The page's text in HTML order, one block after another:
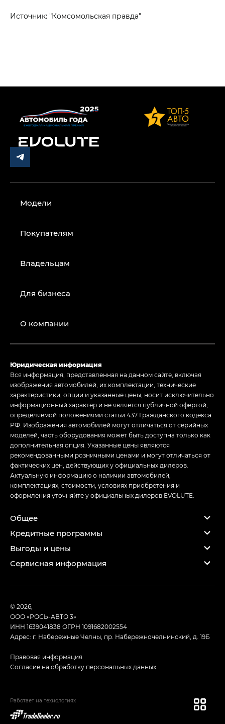
Источник: "Комсомольская правда"
Модели
Покупателям
Владельцам
Для бизнеса
О компании
Юридическая информация
Вся информация, представленная на данном сайте, включая
изображения автомобилей, их комплектации, технические
характеристики, опции и указанные цены, носит исключительно
информационный характер и не является публичной офертой,
определяемой положениями статьи 437 Гражданского кодекса
РФ. Изображения автомобилей могут отличаться от серийных
моделей, часть оборудования может быть доступна только как
дополнительная опция. Указанные цены являются
рекомендованными розничными ценами и могут отличаться от
фактических цен, действующих у официальных дилеров.
Актуальную информацию о наличии автомобилей,
комплектациях, стоимости, условиях приобретения и
оформления уточняйте у официальных дилеров EVOLUTE.
Общее
Кредитные программы
Выгоды и цены
Сервисная информация
© 2026,
ООО «РОСЬ-АВТО 3»
ИНН 1639041838 ОГРН 1091682002554
Адрес: г. Набережные Челны, пр. Набережночелнинский, д. 19Б
Правовая информация
Согласие на обработку персональных данных
Работает на технологиях